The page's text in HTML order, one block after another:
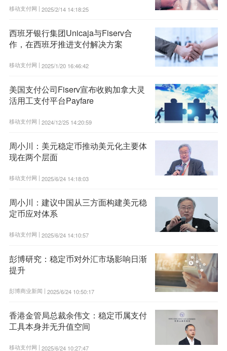
移动支付网 | 2025/2/14 14:18:25
西班牙银行集团Unicaja与Fiserv合
作，在西班牙推进支付解决方案
移动支付网 | 2025/1/20 16:46:42
美国支付公司Fiserv宣布收购加拿大灵
活用工支付平台Payfare
移动支付网 | 2024/12/25 14:20:59
周小川：美元稳定币推动美元化主要体
现在两个层面
移动支付网 | 2025/6/24 14:18:03
周小川：建议中国从三方面构建美元稳
定币应对体系
移动支付网 | 2025/6/24 14:10:57
彭博研究：稳定币对外汇市场影响日渐
提升
彭博商业新闻 | 2025/6/24 10:50:17
香港金管局总裁余伟文：稳定币属支付
工具本身并无升值空间
移动支付网 | 2025/6/24 10:27:47